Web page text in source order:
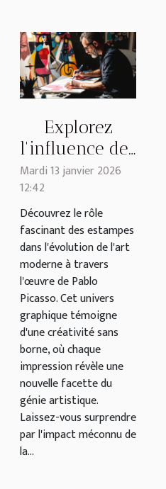
Explorez
l'influence des
estampes dans
l'art moderne
par Pablo
Picasso
Mardi 13 janvier 2026
12:42
Découvrez le rôle
fascinant des estampes
dans l'évolution de l'art
moderne à travers
l'œuvre de Pablo
Picasso. Cet univers
graphique témoigne
d'une créativité sans
borne, où chaque
impression révèle une
nouvelle facette du
génie artistique.
Laissez-vous surprendre
par l'impact méconnu de
la...